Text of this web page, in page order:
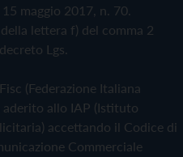
maggio 2017, n. 70.
lettera f) del comma 2
Lgs.
(Federazione Italiana
allo IAP (Istituto
accettando il Codice di
Commerciale